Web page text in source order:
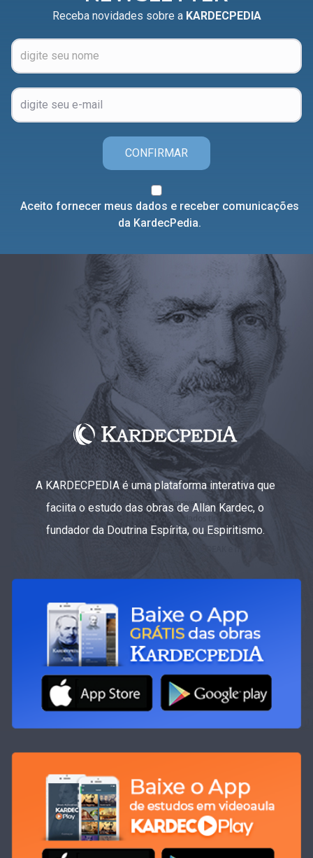
Receba novidades sobre a KARDECPEDIA
CONFIRMAR
Aceito fornecer meus dados e receber comunicações
da KardecPedia.
A KARDECPEDIA é uma plataforma interativa que
faciita o estudo das obras de Allan Kardec, o
fundador da Doutrina Espírita, ou Espiritismo.